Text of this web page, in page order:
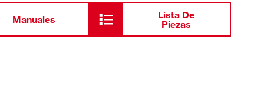
Manuales
Lista De
Piezas